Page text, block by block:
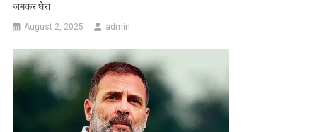
जमकर घेरा
August 2, 2025 admin